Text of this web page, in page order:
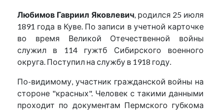
Любимов Гавриил Яковлевич, родился 25 июля
1891 года в Куве. По записи в учетной карточке
во время Великой Отечественной войны
служил в 114 гужтб Сибирского военного
округа. Поступил на службу в 1918 году.
По-видимому, участник гражданской войны на
стороне "красных". Человек с такими данными
проходит по документам Пермского губкома